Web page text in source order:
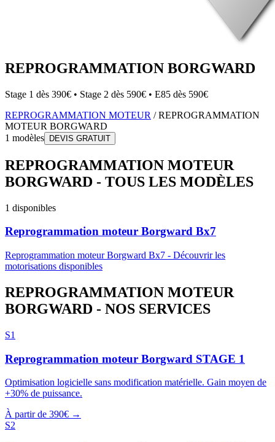
REPROGRAMMATION BORGWARD
Stage 1 dès 390€ • Stage 2 dès 590€ • E85 dès 590€
REPROGRAMMATION MOTEUR /REPROGRAMMATION
MOTEUR BORGWARD
1 modèles DEVIS GRATUIT
REPROGRAMMATION MOTEUR
BORGWARD - TOUS LES MODÈLES
1 disponibles
Reprogrammation moteur Borgward Bx7
Reprogrammation moteurBorgward Bx7 - Découvrir les
motorisations disponibles
REPROGRAMMATION MOTEUR
BORGWARD - NOS SERVICES
S1
Reprogrammation moteur Borgward STAGE 1
Optimisation logicielle sans modification matérielle. Gain moyen de
+30% de puissance.
À partir de 390€ →
S2